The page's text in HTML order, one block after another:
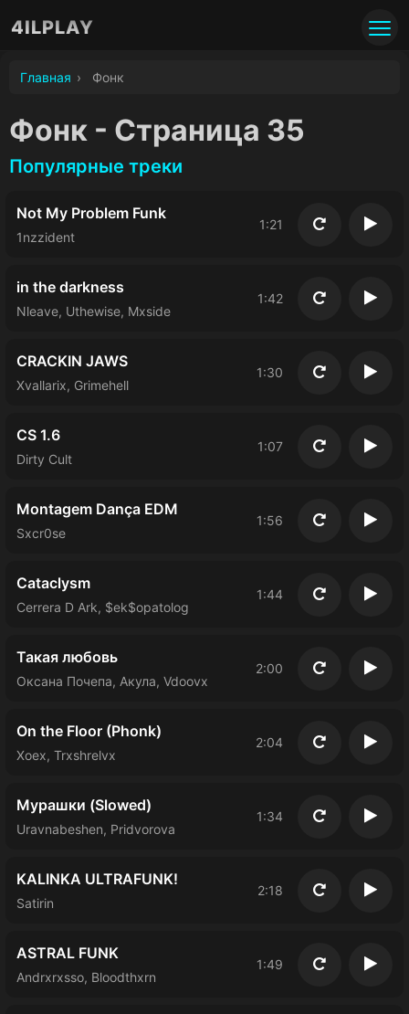
4ILPLAY
Главная › Фoнк
Фoнк - Страница 35
Популярные треки
Not My Problem Funk
1nzzident
1:21 Повторить
in the darkness
Nleave, Uthewise, Mxside
1:42 Повторить
CRACKIN JAWS
Xvallarix, Grimehell
1:30 Повторить
CS 1.6
Dirty Cult
1:07 Повторить
Montagem Dança EDM
Sxcr0se
1:56 Повторить
Cataclysm
Cerrera D Ark, $ek$opatolog
1:44 Повторить
Такая любовь
Оксана Почепа, Акула, Vdoovx
2:00 Повторить
On the Floor (Phonk)
Xoex, Trxshrelvx
2:04 Повторить
Мурашки (Slowed)
Uravnabeshen, Pridvorova
1:34 Повторить
KALINKA ULTRAFUNK!
Satirin
2:18 Повторить
ASTRAL FUNK
Andrxrxsso, Bloodthxrn
1:49 Повторить